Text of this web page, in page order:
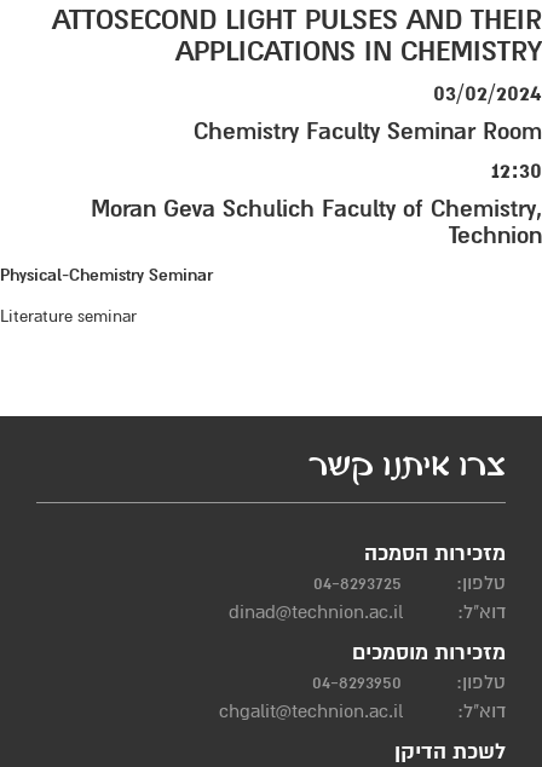
ATTOSECOND LIGHT PULSES AND THEIR
APPLICATIONS IN CHEMISTRY
03/02/2024
Chemistry Faculty Seminar Room
12:30
Moran Geva Schulich Faculty of Chemistry,
Technion
Physical-Chemistry Seminar
Literature seminar
צרו איתנו קשר
מזכירות הסמכה
טלפון:
04-8293725
דוא"ל:
dinad@technion.ac.il
מזכירות מוסמכים
טלפון:
04-8293950
דוא"ל:
chgalit@technion.ac.il
לשכת הדיקן